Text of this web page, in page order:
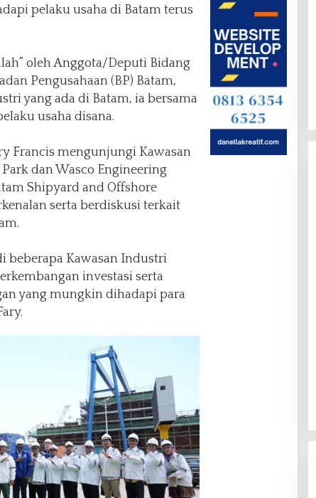
pelaku usaha di Batam terus
oleh Anggota/Deputi Bidang
Pengusahaan (BP) Batam,
yang ada di Batam, ia bersama
usaha disana.
Francis mengunjungi Kawasan
dan Wasco Engineering
Shipyard and Offshore
serta berdiskusi terkait
beberapa Kawasan Industri
investasi serta
yang mungkin dihadapi para